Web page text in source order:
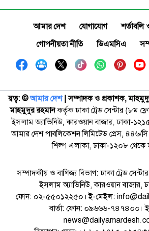
আমার দেশ যোগাযোগ
শর্তাবলি
গোপনীয়তা নীতি
ডিএমসিএ
স্বত্ব: ©️আমার দেশ| সম্পাদক ও প্রকাশক,
মাহমুদুর রহমানকর্তৃক ঢাকা ট্রেড সেন্টার (৮ম
ইসলাম অ্যাভিনিউ, কারওয়ান বাজার, ঢাকা-
আমার দেশ পাবলিকেশন লিমিটেড প্রেস, ৪৪৬/
শিল্প এলাকা, ঢাকা-১২০৮ থেকে
সম্পাদকীয় ও বাণিজ্য বিভাগ: ঢাকা ট্রেড
ইসলাম অ্যাভিনিউ, কারওয়ান বাজার,
ফোন: ০২-৫৫০১২২৫০। ই-মেইল:
বার্তা: ফোন: ০৯৬৬৬-৭৪৭৪০০।